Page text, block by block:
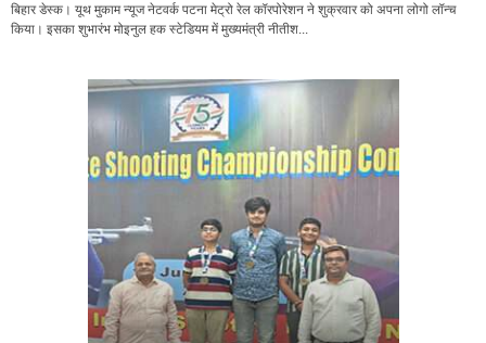
बिहार डेस्क। यूथ मुकाम न्यूज नेटवर्क पटना मेट्रो रेल कॉरपोरेशन ने शुक्रवार को अपना लोगो लॉन्च
किया। इसका शुभारंभ मोइनुल हक स्टेडियम में मुख्यमंत्री नीतीश...